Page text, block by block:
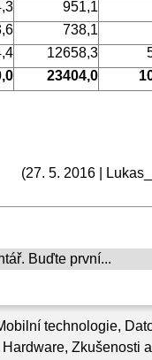
technologie,
Hardware, Zkušenosti a
951,1
738,1
12658,3
23404,0
(27. 5. 2016 |
Buďte první...